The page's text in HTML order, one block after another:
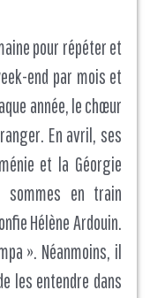
pour répéter et
end par mois et
année, le chœur
En avril, ses
et la Géorgie
sommes en train
Hélène Ardouin.
». Néanmoins, il
les entendre dans